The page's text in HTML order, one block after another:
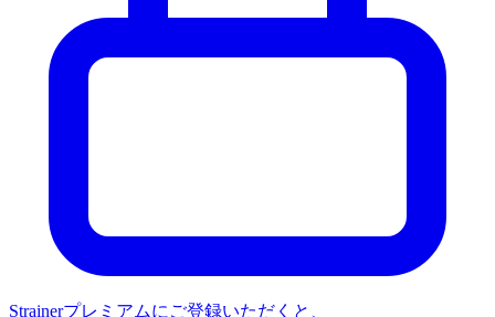
Strainerプレミアムにご登録いただくと、